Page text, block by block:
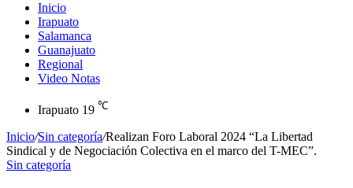
Inicio
Irapuato
Salamanca
Guanajuato
Regional
Video Notas
Irapuato 19 ℃
Inicio/Sin categoría/Realizan Foro Laboral 2024 “La Libertad
Sindical y de Negociación Colectiva en el marco del T-MEC”.
Sin categoría